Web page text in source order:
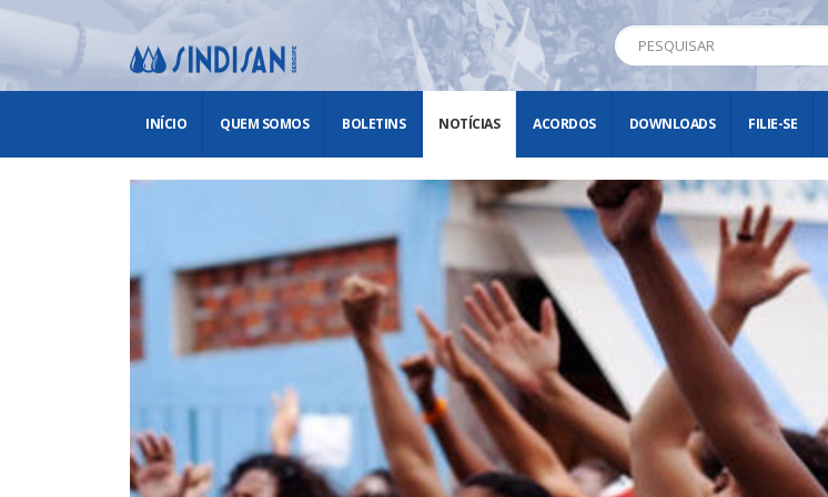
INÍCIO QUEM SOMOS BOLETINS NOTÍCIAS ACORDOS DOWNLOADS FILIE-SE